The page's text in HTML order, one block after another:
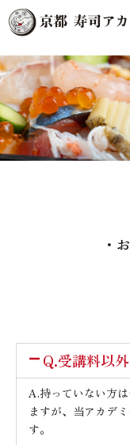
・
Q.受講料以
A.持っていない方
ますが、当アカデ
す。